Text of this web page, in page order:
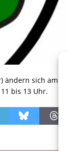
ändern sich am
bis 13 Uhr.